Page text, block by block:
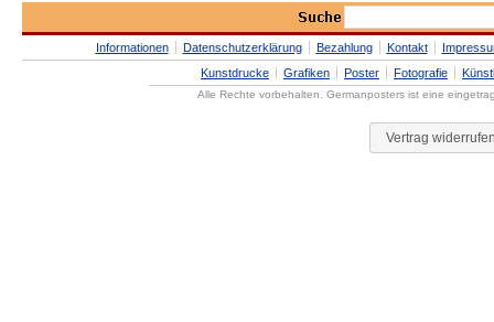
Informationen Datenschutzerklärung Bezahlung Kontakt
Kunstdrucke
Grafiken Poster Fotografie
Alle Rechte vorbehalten. Germanposters ist eine
Vertrag